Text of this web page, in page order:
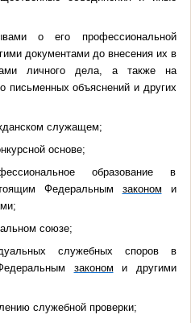
о его профессиональной
документами до внесения их в
личного дела, а также на
письменных объяснений и других
служащем;
основе;
образование в
Федеральным законом и
союзе;
служебных споров в
законом и другими
служебной проверки;